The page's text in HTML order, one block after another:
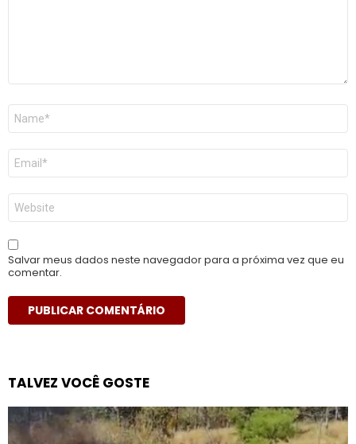
Nome
E-
mail
*
Site
Salvar meus dados neste navegador para a próxima vez que eu
comentar.
TALVEZ VOCÊ GOSTE